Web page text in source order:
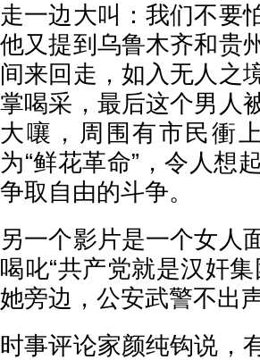
走一边大叫：我们不要
他又提到乌鲁木齐和贵
间来回走，如入无人之
掌喝采，最后这个男人
大嚷，周围有市民衝
为“鲜花革命”，令人想
争取自由的斗争。
另一个影片是一个女人
喝叱“共产党就是汉奸
她旁边，公安武警不出
时事评论家颜纯钩说，